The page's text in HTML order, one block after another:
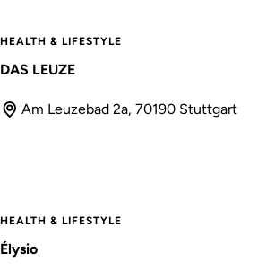
HEALTH & LIFESTYLE
DAS LEUZE
Am Leuzebad 2a, 70190 Stuttgart
HEALTH & LIFESTYLE
Élysio